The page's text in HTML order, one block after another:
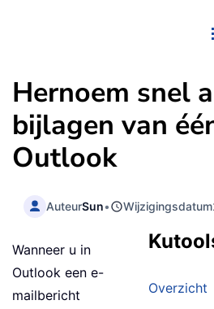
Hernoem snel
bijlagen van
Outlook
AuteurSun• Wijzigingsdatum
Overzicht
Wanneer u in
Outlook een e-
mailbericht